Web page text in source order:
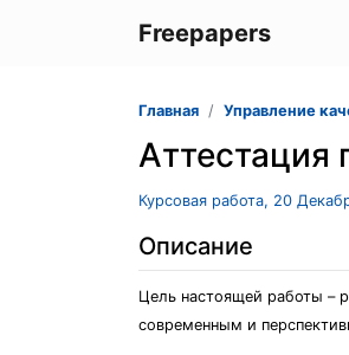
Freepapers
Главная Управление
Аттестация
Курсовая работа, 20
Описание
Цель настоящей работы –
современным и